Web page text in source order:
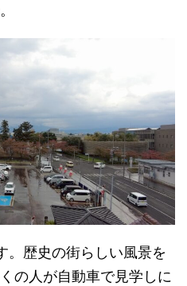
。歴史の街らしい風景を
の人が自動車で見学しに